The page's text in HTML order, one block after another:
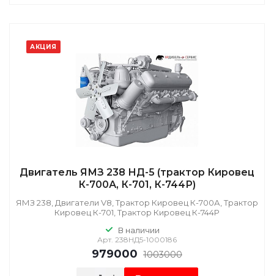
АКЦИЯ
Двигатель ЯМЗ 238 НД-5 (трактор Кировец
К-700А, К-701, К-744Р)
ЯМЗ 238, Двигатели V8, Трактор Кировец К-700А, Трактор
Кировец К-701, Трактор Кировец К-744Р
В наличии
Арт. 238НД5-1000186
979000 1003000